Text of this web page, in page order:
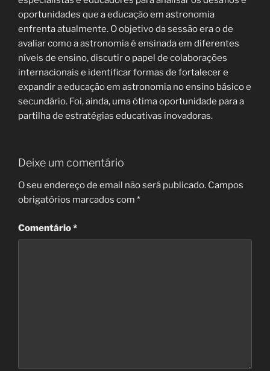
oportunidades que a educação em astronomia
enfrenta atualmente. O objetivo da sessão era o de
avaliar como a astronomia é ensinada em diferentes
níveis de ensino, discutir o papel de colaborações
internacionais e identificar formas de fortalecer e
expandir a educação em astronomia no ensino básico e
secundário. Foi, ainda, uma ótima oportunidade para a
partilha de estratégias educativas inovadoras.
Deixe um comentário
O seu endereço de email não será publicado. Campos
obrigatórios marcados com *
Comentário*